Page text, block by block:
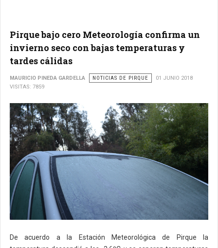
Pirque bajo cero Meteorología confirma un
invierno seco con bajas temperaturas y
tardes cálidas
MAURICIO PINEDA GARDELLA NOTICIAS DE PIRQUE
01 JUNIO 2018
VISITAS: 7859
De acuerdo a la Estación Meteorológica de Pirque la